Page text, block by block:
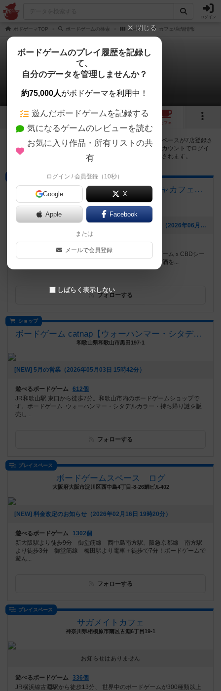
ログイン
ボドゲーマTOP ボードゲームの検索 蟲神器 カフェ/店舗情報
蟲神器
7店のカフェ/スペースが提供中
3 2 2
カフェ
蟲神器で遊ぶことができるボードゲームカフェ・プレイスペースが7店登録さ
れています。公開プロフィールの都道府県が設定されたアカウントでログイ
ンすると、同じ都道府県内の店舗に絞り込むボタンが表示されます。
ボードゲームカフェ
ギルド酒場るすと ゲームｘCBDシーシャカフェバー
愛知県安城市東新町10-11
[NEW] 🌴✨るすと夏のシーシャ初体験キャンペーン✨🌴（2026年06月03日 02時03分）
遊べるボードゲーム
JR安城駅徒歩可！約900個超ゲーム・PCVRが遊べるゲームｘCBDシー
シャカフェバー。e-Sportsやレトロゲームを見ながらお酒を...
フォローする
ショップ
ボードゲーム catnap【ウォーハンマー・シタデルカラー取扱店】
和歌山県和歌山市黒田197-1
[NEW] 5月の営業（2026年05月03日 15時42分）
遊べるボードゲーム 612個
JR和歌山駅 東口から徒歩7分。和歌山市内のボードゲームショップで
す。ボードゲーム･ウォーハンマー・シタデルカラー・持ち帰り謎を販
売し...
フォローする
プレイスペース
ボードゲームスペース ログ
大阪府大阪市淀川区西中島4丁目-8-26鯛ビル402
[NEW] 料金改定のお知らせ（2026年02月16日 19時20分）
遊べるボードゲーム
1302個
新大阪駅より徒歩9分 御堂筋線 西中島南方駅、阪急京都線 南方駅
より徒歩3分 御堂筋線 梅田駅より電車＋徒歩で7分！ボードゲームで
遊ん...
フォローする
プレイスペース
サガメイトカフェ
神奈川県相模原市南区古淵6丁目19-1
お知らせはありません
遊べるボードゲーム 336個
JR横浜線古淵駅から徒歩13分、 世界中のボードゲームが300種類以上
閉じる
ボードゲームのプレイ履歴を記録し
て、
自分のデータを管理しませんか？
約75,000人がボドゲーマを利用中！
遊んだボードゲームを記録する
気になるゲームのレビューを読む
お気に入り作品・所有リストの共
有
ログイン / 会員登録（10秒）
Google X
Apple Facebook
または
メールで会員登録
しばらく表示しない